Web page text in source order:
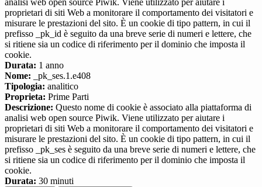
analisi web open source Piwik. Viene utilizzato per aiutare i
proprietari di siti Web a monitorare il comportamento dei visitatori e
misurare le prestazioni del sito. È un cookie di tipo pattern, in cui il
prefisso _pk_id è seguito da una breve serie di numeri e lettere, che
si ritiene sia un codice di riferimento per il dominio che imposta il
cookie.
Durata: 1 anno
Nome: _pk_ses.1.e408
Tipologia: analitico
Proprieta: Prime Parti
Descrizione: Questo nome di cookie è associato alla piattaforma di
analisi web open source Piwik. Viene utilizzato per aiutare i
proprietari di siti Web a monitorare il comportamento dei visitatori e
misurare le prestazioni del sito. È un cookie di tipo pattern, in cui il
prefisso _pk_ses è seguito da una breve serie di numeri e lettere, che
si ritiene sia un codice di riferimento per il dominio che imposta il
cookie.
Durata: 30 minuti